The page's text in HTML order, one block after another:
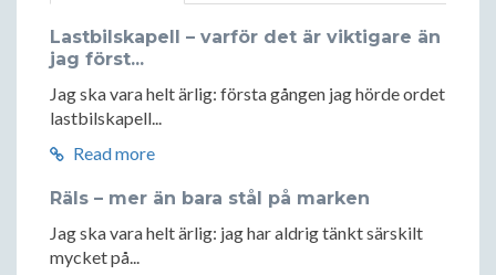
Lastbilskapell – varför det är viktigare än
jag först...
Jag ska vara helt ärlig: första gången jag hörde ordet
lastbilskapell...
Read more
Räls – mer än bara stål på marken
Jag ska vara helt ärlig: jag har aldrig tänkt särskilt
mycket på...